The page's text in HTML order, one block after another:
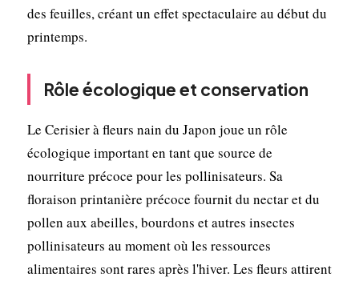
des feuilles, créant un effet spectaculaire au début du
printemps.
Rôle écologique et conservation
Le Cerisier à fleurs nain du Japon joue un rôle
écologique important en tant que source de
nourriture précoce pour les pollinisateurs. Sa
floraison printanière précoce fournit du nectar et du
pollen aux abeilles, bourdons et autres insectes
pollinisateurs au moment où les ressources
alimentaires sont rares après l'hiver. Les fleurs attirent